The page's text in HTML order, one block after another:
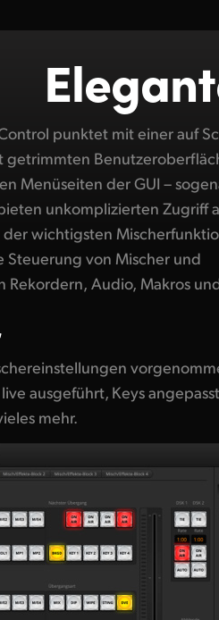
punktet mit einer auf
getrimmten
Menüseiten der GUI –
unkomplizierten Zugriff
wichtigsten
Steuerung von Mischer und
Rekordern, Audio, Makros
im Mischer-Arbeitsraum
Keyer und mehr. Zusätzlich hält
Menüpaletten bereit, über
den Media Player anpassen. Im
man Grafikdateien verwalten
Der integrierte Fairlight Mehrkanal-
ausgeführt, Keys
mehr.